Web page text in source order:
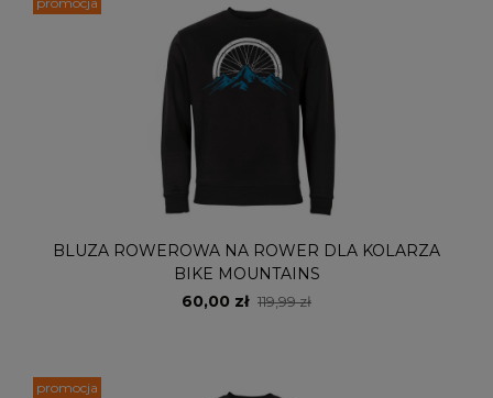
BLUZA ROWEROWA NA ROWER DLA KOLARZA
BIKE MOUNTAINS
60,00 zł 119,99 zł
promocja